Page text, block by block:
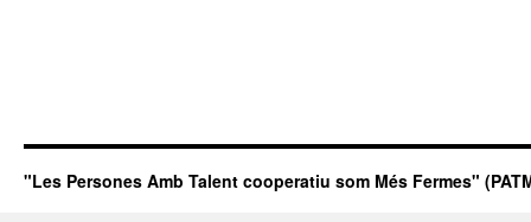
"Les Persones Amb Talent cooperatiu som Més Fermes"